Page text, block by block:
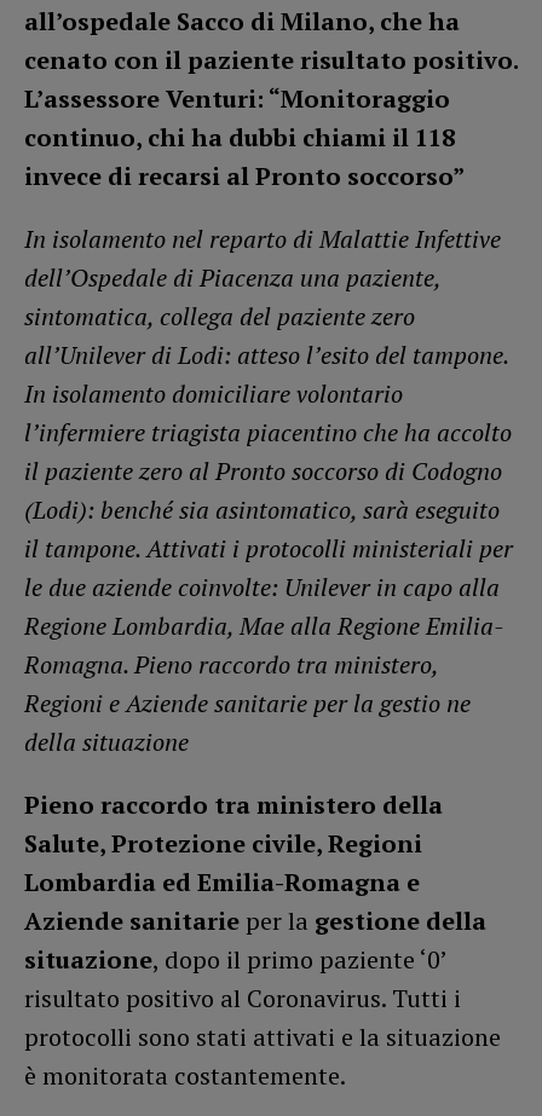
all’ospedale Sacco di Milano, che ha
cenato con il paziente risultato positivo.
L’assessore Venturi: “Monitoraggio
continuo, chi ha dubbi chiami il 118
invece di recarsi al Pronto soccorso”
In isolamento nel reparto di Malattie Infettive
dell’Ospedale di Piacenza una paziente,
sintomatica, collega del paziente zero
all’Unilever di Lodi: atteso l’esito del tampone.
In isolamento domiciliare volontario
l’infermiere triagista piacentino che ha accolto
il paziente zero al Pronto soccorso di Codogno
(Lodi): benché sia asintomatico, sarà eseguito
il tampone. Attivati i protocolli ministeriali per
le due aziende coinvolte: Unilever in capo alla
Regione Lombardia, Mae alla Regione Emilia-
Romagna. Pieno raccordo tra ministero,
Regioni e Aziende sanitarie per la gestio ne
della situazione
Pieno raccordo tra ministero della
Salute, Protezione civile, Regioni
Lombardia ed Emilia-Romagna e
Aziende sanitarie per la gestione della
situazione, dopo il primo paziente ‘0’
risultato positivo al Coronavirus. Tutti i
protocolli sono stati attivati e la situazione
è monitorata costantemente.